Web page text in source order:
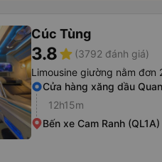
Cúc Tùng
3.8star (3792 đánh giá)
Limousine giường nằm đơn
Cửa hàng xăng dầu
12h15m
Bến xe Cam Ranh (QL1A)